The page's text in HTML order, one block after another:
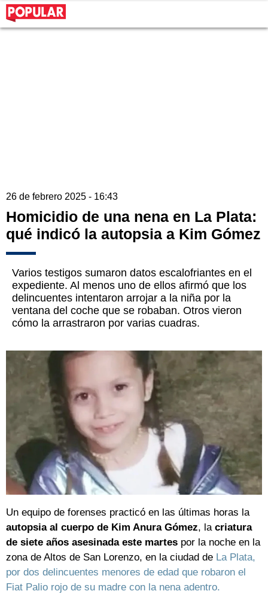
26 de febrero 2025 - 16:43
Homicidio de una nena en La Plata:
qué indicó la autopsia a Kim Gómez
Varios testigos sumaron datos escalofriantes en el
expediente. Al menos uno de ellos afirmó que los
delincuentes intentaron arrojar a la niña por la
ventana del coche que se robaban. Otros vieron
cómo la arrastraron por varias cuadras.
Un equipo de forenses practicó en las últimas horas la
autopsia al cuerpo de Kim Anura Gómez, la criatura
de siete años asesinada este martes por la noche en la
zona de Altos de San Lorenzo, en la ciudad de La Plata,
por dos delincuentes menores de edad que robaron el
Fiat Palio rojo de su madre con la nena adentro.